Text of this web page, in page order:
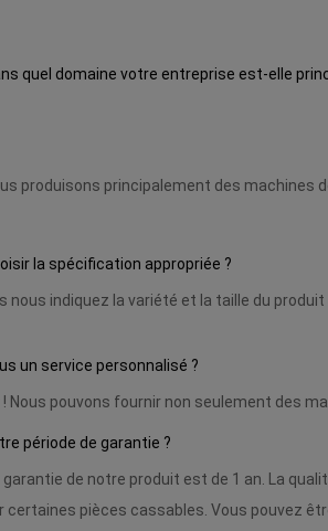
quel domaine votre entreprise est-elle
produisons principalement des
la spécification appropriée ?
nous indiquez la variété et la taille du
un service personnalisé ?
! Nous pouvons fournir non seulement
période de garantie ?
garantie de notre produit est de 1 an. La
certaines pièces cassables. Vous pouvez